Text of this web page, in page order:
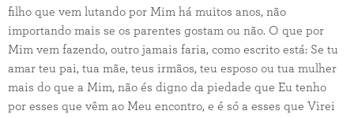
filho que vem lutando por Mim há muitos anos, não
importando mais se os parentes gostam ou não. O que por
Mim vem fazendo, outro jamais faria, como escrito está: Se tu
amar teu pai, tua mãe, teus irmãos, teu esposo ou tua mulher
mais do que a Mim, não és digno da piedade que Eu tenho
por esses que vêm ao Meu encontro, e é só a esses que Virei